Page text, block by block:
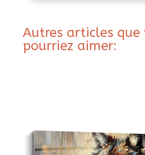
Autres articles que
pourriez aimer: